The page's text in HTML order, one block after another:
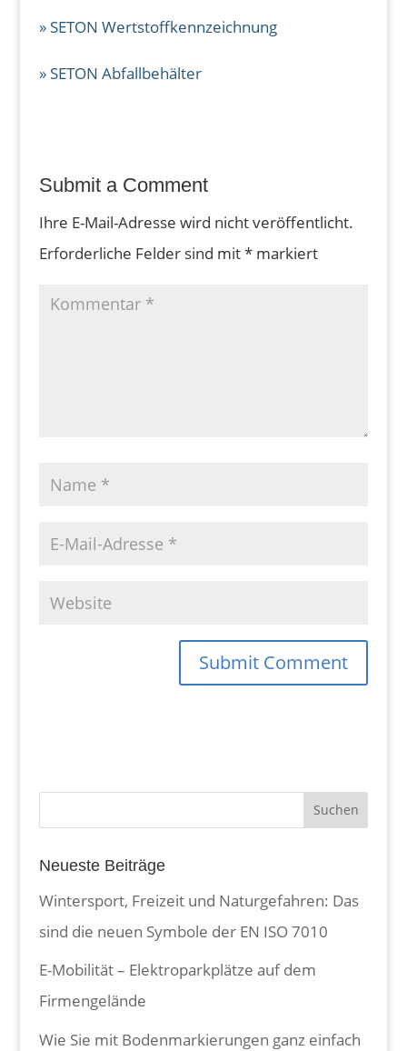
» SETON Wertstoffkennzeichnung
» SETON Abfallbehälter
Submit a Comment
Ihre E-Mail-Adresse wird nicht veröffentlicht.
Erforderliche Felder sind mit*markiert
Neueste Beiträge
Wintersport, Freizeit und Naturgefahren: Das
sind die neuen Symbole der EN ISO 7010
E-Mobilität – Elektroparkplätze auf dem
Firmengelände
Wie Sie mit Bodenmarkierungen ganz einfach